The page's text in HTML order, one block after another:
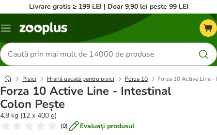
Livrare gratis ≥ 199 LEI | Doar 9.90 lei peste 99 LEI
Categorii
Căutare
produse
Pisici Hrană uscată pentru pisici Forza 10 Forza 10 Active Line
Forza 10 Active Line - Intestinal
Colon Pește
4,8 kg (12 x 400 g)
(0) Evaluaţi produsul